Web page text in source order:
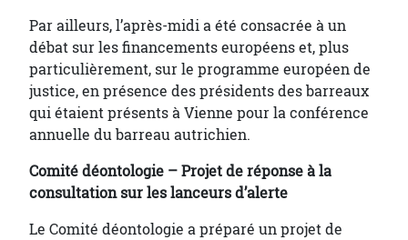
Par ailleurs, l’après-midi a été consacrée à un
débat sur les financements européens et, plus
particulièrement, sur le programme européen de
justice, en présence des présidents des barreaux
qui étaient présents à Vienne pour la conférence
annuelle du barreau autrichien.
Comité déontologie – Projet de réponse à la
consultation sur les lanceurs d’alerte
Le Comité déontologie a préparé un projet de